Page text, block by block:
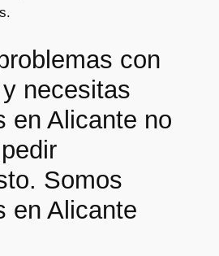
con
necesitas
en Alicante no
Somos
en Alicante